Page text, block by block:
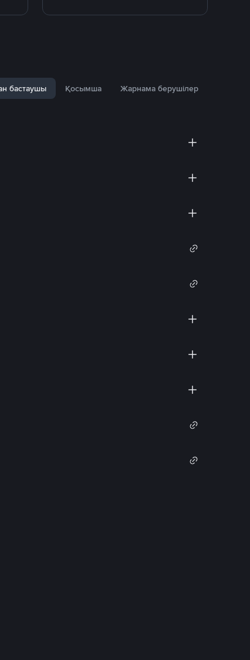
бастаушы Қосымша Жарнама берушілер